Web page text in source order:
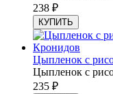
238 ₽
КУПИТЬ
Цыпленок с
Цыпленок с
235 ₽